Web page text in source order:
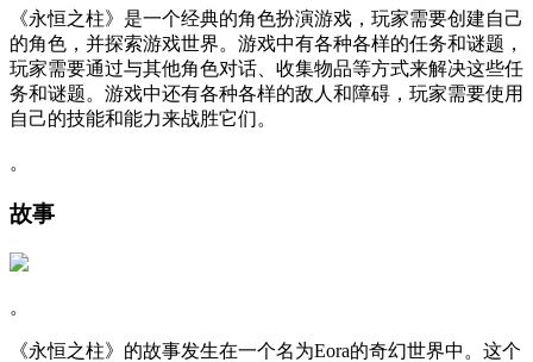
《永恒之柱》是一个经典的角色扮演游戏，玩家需要创建自己
的角色，并探索游戏世界。游戏中有各种各样的任务和谜题，
玩家需要通过与其他角色对话、收集物品等方式来解决这些任
务和谜题。游戏中还有各种各样的敌人和障碍，玩家需要使用
自己的技能和能力来战胜它们。
。
故事
。
《永恒之柱》的故事发生在一个名为Eora的奇幻世界中。这个